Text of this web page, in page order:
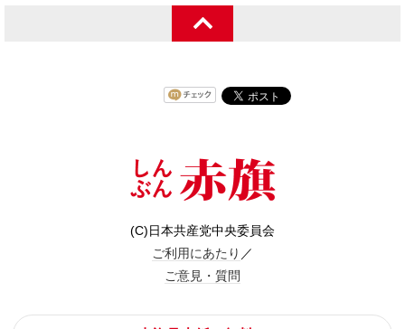
(C)日本共産党中央委員会
ご利用にあたり ／
ご意見・質問